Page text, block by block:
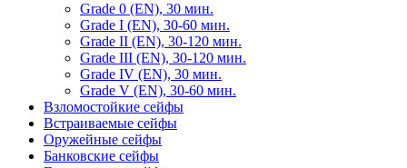
Grade 0 (EN), 30 мин.
Grade I (EN), 30-60 мин.
Grade II (EN), 30-120 мин.
Grade III (EN), 30-120 мин.
Grade IV (EN), 30 мин.
Grade V (EN), 30-60 мин.
Взломостойкие сейфы
Встраиваемые сейфы
Оружейные сейфы
Банковские сейфы